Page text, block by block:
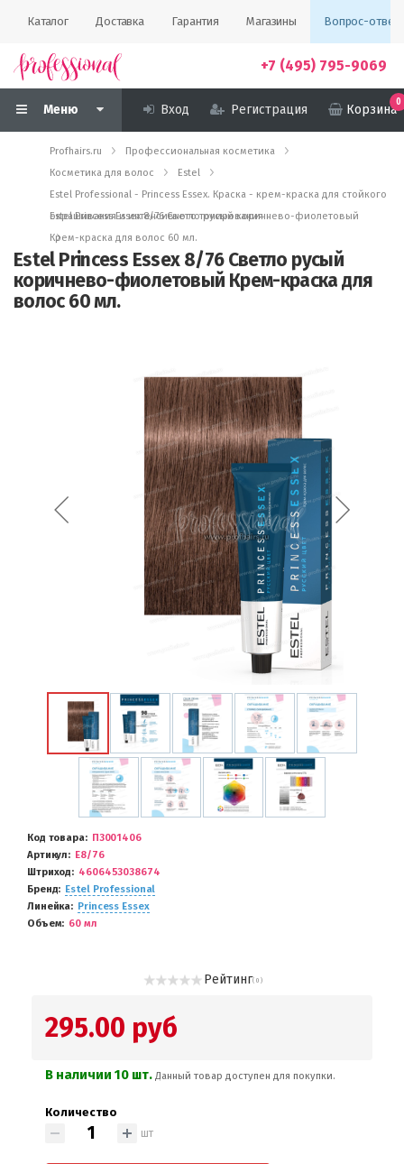
Каталог Доставка Гарантия Магазины Вопрос-ответ
+7 (495) 795-9069
Меню Вход Регистрация Корзина
0
Profhairs.ru
Профессиональная косметика
Косметика для волос
Estel
Estel Professional - Princess Essex. Краска - крем-краска для стойкого
окрашивания и интенсивного тонирования
Estel Princess Essex 8/76 Светло русый коричнево-фиолетовый
Крем-краска для волос 60 мл.
Estel Princess Essex 8/76 Светло русый
коричнево-фиолетовый Крем-краска для
волос 60 мл.
Код товара
П3001406
Артикул
E8/76
Штриход
4606453038674
Бренд
Estel Professional
Линейка
Princess Essex
Объем
60 мл
Рейтинг( 0 )
295.00 руб
В наличии 10 шт. Данный товар доступен для покупки.
Количество
шт